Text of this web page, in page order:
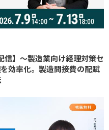
】～製造業向け経理対策セ
効率化。製造間接費の配賦